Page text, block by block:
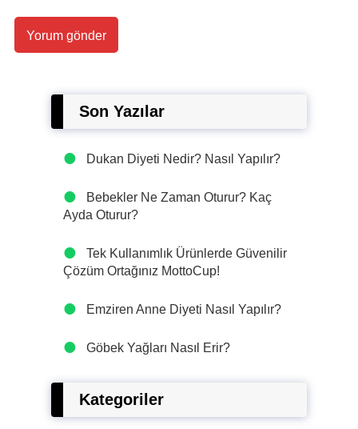
Son Yazılar
Dukan Diyeti Nedir? Nasıl Yapılır?
Bebekler Ne Zaman Oturur? Kaç
Ayda Oturur?
Tek Kullanımlık Ürünlerde Güvenilir
Çözüm Ortağınız MottoCup!
Emziren Anne Diyeti Nasıl Yapılır?
Göbek Yağları Nasıl Erir?
Kategoriler